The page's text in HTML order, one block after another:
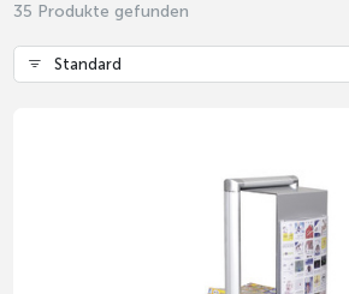
35 Produkte gefunden
Standard